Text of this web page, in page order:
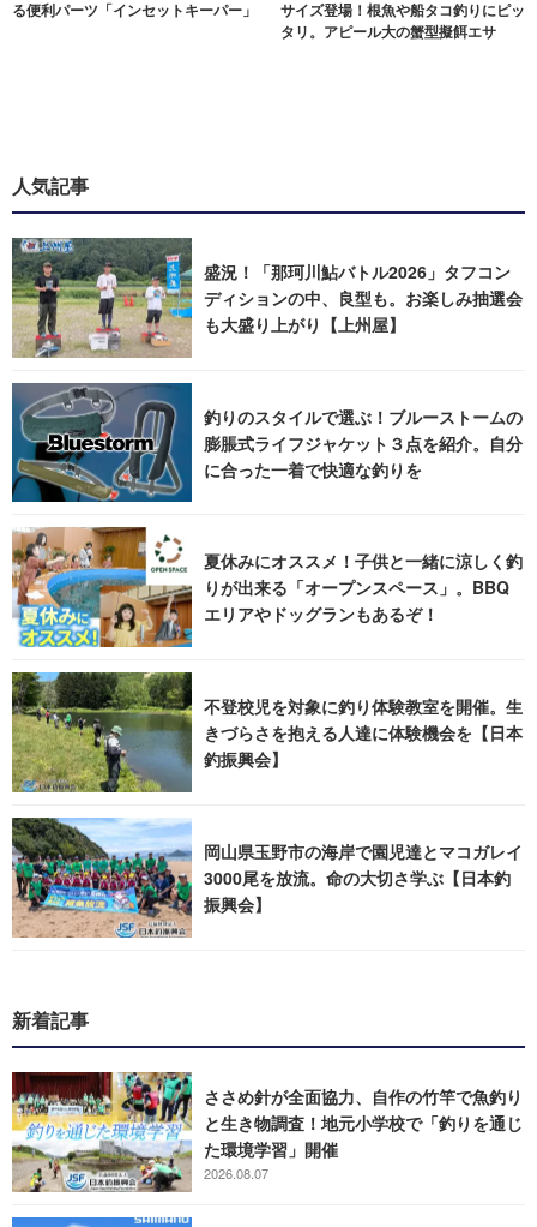
る便利パーツ「インセットキーパー」
サイズ登場！根魚や船タコ釣りにピッ
タリ。アピール大の蟹型擬餌エサ
人気記事
盛況！「那珂川鮎バトル2026」タフコン
ディションの中、良型も。お楽しみ抽選会
も大盛り上がり【上州屋】
釣りのスタイルで選ぶ！ブルーストームの
膨脹式ライフジャケット３点を紹介。自分
に合った一着で快適な釣りを
夏休みにオススメ！子供と一緒に涼しく釣
りが出来る「オープンスペース」。BBQ
エリアやドッグランもあるぞ！
不登校児を対象に釣り体験教室を開催。生
きづらさを抱える人達に体験機会を【日本
釣振興会】
岡山県玉野市の海岸で園児達とマコガレイ
3000尾を放流。命の大切さ学ぶ【日本釣
振興会】
新着記事
ささめ針が全面協力、自作の竹竿で魚釣り
と生き物調査！地元小学校で「釣りを通じ
た環境学習」開催
2026.08.07